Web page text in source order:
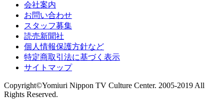
会社案内
お問い合わせ
スタッフ募集
読売新聞社
個人情報保護方針など
特定商取引法に基づく表示
サイトマップ
Copyright©Yomiuri Nippon TV Culture Center. 2005-2019 All
Rights Reserved.